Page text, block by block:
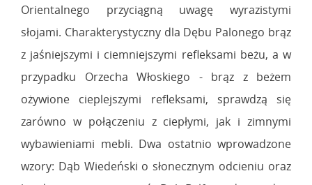
Orientalnego przyciągną uwagę wyrazistymi
słojami. Charakterystyczny dla Dębu Palonego brąz
z jaśniejszymi i ciemniejszymi refleksami beżu, a w
przypadku Orzecha Włoskiego - brąz z beżem
ożywione cieplejszymi refleksami, sprawdzą się
zarówno w połączeniu z ciepłymi, jak i zimnymi
wybawieniami mebli. Dwa ostatnio wprowadzone
wzory: Dąb Wiedeński o słonecznym odcieniu oraz